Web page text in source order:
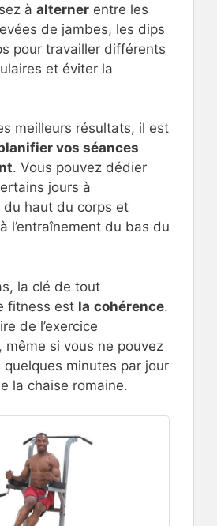
à alterner entre les
de jambes, les dips
pour travailler différents
et éviter la
meilleurs résultats, il est
vos séances
. Vous pouvez dédier
jours à
du haut du corps et
l’entraînement du bas du
la clé de tout
fitness est la cohérence.
de l’exercice
même si vous ne pouvez
quelques minutes par jour
la chaise romaine.